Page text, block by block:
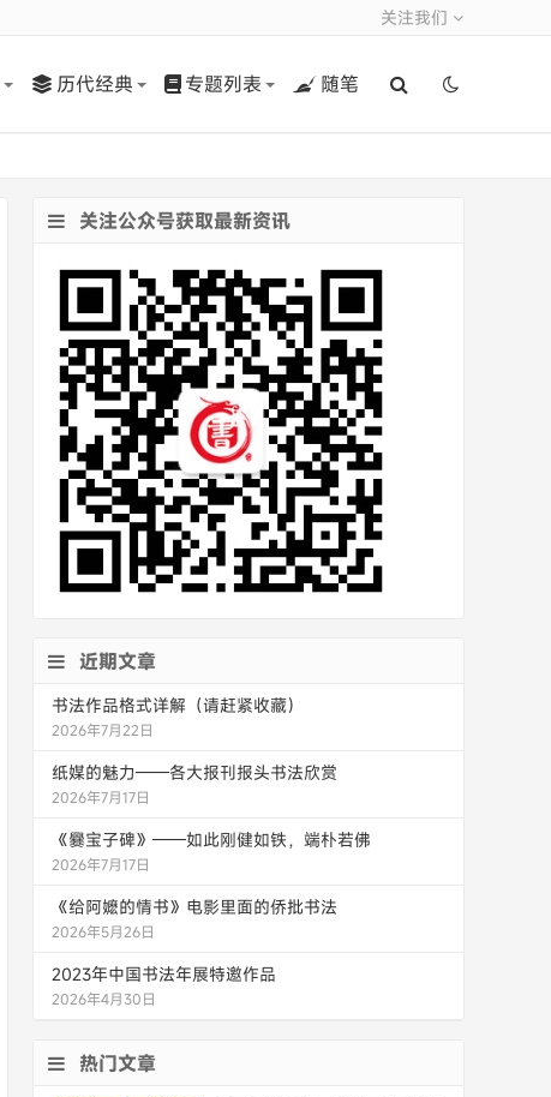
关注我们
历代经典 专题列表 随笔
关注公众号获取最新资讯
近期文章
书法作品格式详解（请赶紧收藏）
2026年7月22日
纸媒的魅力——各大报刊报头书法欣赏
2026年7月17日
《爨宝子碑》——如此刚健如铁，端朴若佛
2026年7月17日
《给阿嬷的情书》电影里面的侨批书法
2026年5月26日
2023年中国书法年展特邀作品
2026年4月30日
热门文章